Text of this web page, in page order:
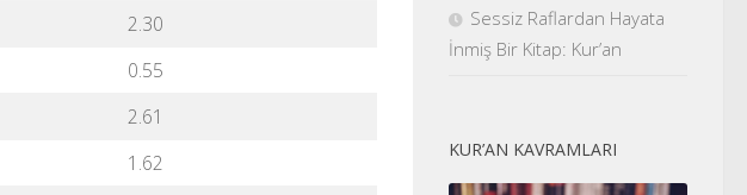
2.30
0.55
2.61
1.62
Sessiz Raflardan Hayata
İnmiş Bir Kitap: Kur’an
KUR’AN KAVRAMLARI